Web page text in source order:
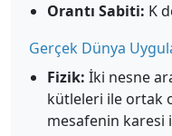
Orantı Sabiti: K
Gerçek Dünya
Fizik: İki nesne
kütleleri ile ortak
mesafenin karesi